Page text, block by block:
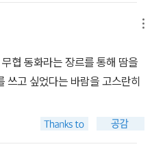
나고, 비밀리에 전해 내려오
건이를 위협한다. 하지만 건이
한판 승부를 벌인다. 예상치 못
이를 수습 제자로 받아들이고,
거가 시작된다. 그러나 오방도
않다. 경제관념이 없는 오방도
했고, 권법 수련이랍시고 하는
협 동화라는 장르를 통해 땀을
쓰고 싶었다는 바람을 고스란히